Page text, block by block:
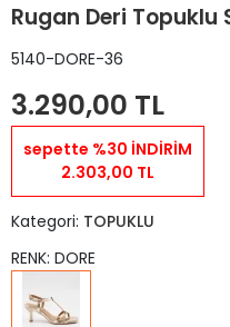
Rugan Deri Topuklu
5140-DORE-36
3.290,00 TL
sepette %30 İNDİRİM
2.303,00 TL
Kategori: TOPUKLU
RENK: DORE